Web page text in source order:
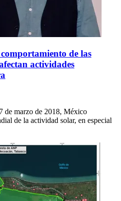
de las
actividades
de marzo de 2018, México
de la actividad solar, en especial